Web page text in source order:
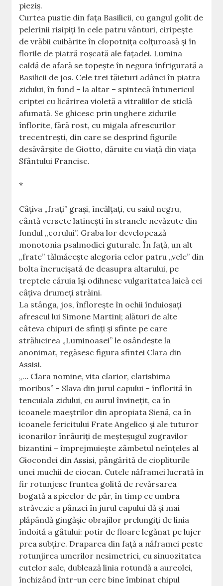
pieziş.
Curtea pustie din faţa Basilicii, cu gangul golit de
pelerinii risipiţi în cele patru vânturi, ciripeşte
de vrăbii cuibărite în clopotniţa colţuroasă şi în
florile de piatră roşcată ale faţadei. Lumina
caldă de afară se topeşte în negura înfrigurată a
Basilicii de jos. Cele trei tăieturi adânci în piatra
zidului, în fund – la altar – spintecă întunericul
criptei cu licărirea violetă a vitraliilor de sticlă
afumată. Se ghicesc prin unghere zidurile
înflorite, fără rost, cu migala afrescurilor
trecentreşti, din care se desprind figurile
desăvârşite de Giotto, dăruite cu viaţă din viaţa
Sfântului Francisc.
*
Câţiva „fraţi” graşi, încălţaţi, cu saiul negru,
cântă versete latineşti în stranele nevăzute din
fundul „corului”. Graba lor developează
monotonia psalmodiei guturale. În faţă, un alt
„frate” tălmăceşte alegoria celor patru „vele” din
bolta încrucişată de deasupra altarului, pe
treptele căruia îşi odihnesc vulgaritatea laică cei
câţiva drumeţi străini.
La stânga, jos, înfloreşte în ochii înduioşaţi
afrescul lui Simone Martini; alături de alte
câteva chipuri de sfinţi şi sfinte pe care
strălucirea „Luminoasei” le osândeşte la
anonimat, regăsesc figura sfintei Clara din
Assisi.
„… Clara nomine, vita clarior, clarisbima
moribus” – Slava din jurul capului – înflorită în
tencuiala zidului, cu aurul învineţit, ca în
icoanele maeştrilor din apropiata Sienă, ca în
icoanele fericitului Frate Angelico şi ale tuturor
iconarilor înrâuriţi de meşteşugul zugravilor
bizantini – împrejmuieşte zâmbetul neînţeles al
Giocondei din Assisi, pângărită de ciopliturile
unei muchii de ciocan. Cutele năframei lucrată în
fir rotunjesc fruntea golită de revărsarea
bogată a spicelor de păr, în timp ce umbra
străvezie a pânzei în jurul capului dă şi mai
plăpândă gingăşie obrajilor prelungiţi de linia
îndoită a gâtului: potir de floare legănat pe lujer
prea subţire. Draparea din faţă a năframei peste
rotunjirea umerilor nesimetrici, cu sinuozitatea
cutelor sale, dublează linia rotundă a aureolei,
închizând într-un cerc bine îmbinat chipul